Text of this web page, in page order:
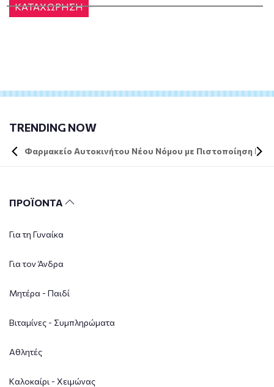
ΚΑΤΑΧΩΡΗΣΗ
TRENDING NOW
Φαρμακείο Αυτοκινήτου Νέου Νόμου με Πιστοποίηση DIN
ΠΡΟΪΟΝΤΑ
Για τη Γυναίκα
Για τον Άνδρα
Μητέρα - Παιδί
Βιταμίνες - Συμπληρώματα
Αθλητές
Καλοκαίρι - Χειμώνας